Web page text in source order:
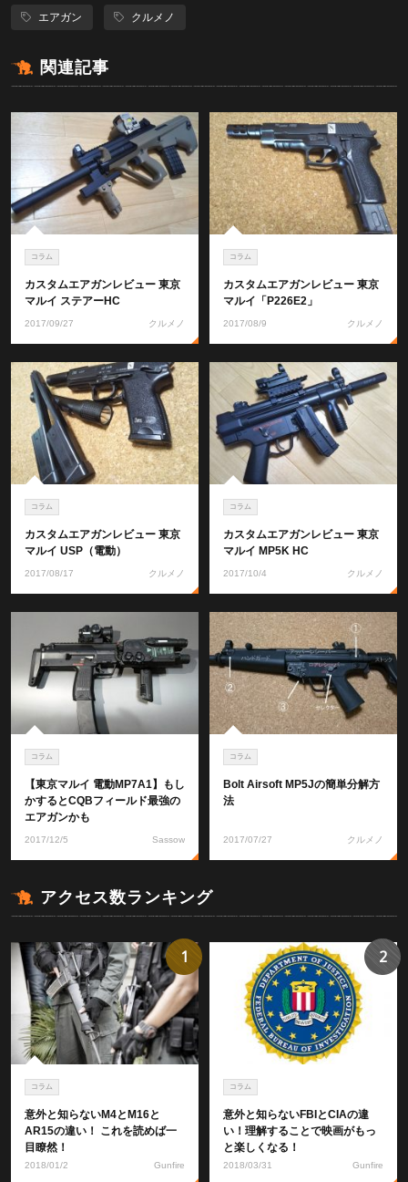
エアガン クルメノ
関連記事
コラム
カスタムエアガンレビュー 東京
マルイ ステアーHC
2017/09/27 クルメノ
コラム
カスタムエアガンレビュー 東京
マルイ「P226E2」
2017/08/9 クルメノ
コラム
カスタムエアガンレビュー 東京
マルイ USP（電動）
2017/08/17 クルメノ
コラム
カスタムエアガンレビュー 東京
マルイ MP5K HC
2017/10/4 クルメノ
コラム
【東京マルイ 電動MP7A1】もし
かするとCQBフィールド最強の
エアガンかも
2017/12/5 Sassow
コラム
Bolt Airsoft MP5Jの簡単分解方
法
2017/07/27 クルメノ
アクセス数ランキング
コラム
意外と知らないM4とM16と
AR15の違い！ これを読めば一
目瞭然！
2018/01/2 Gunfire
1
コラム
意外と知らないFBIとCIAの違
い！理解することで映画がもっ
と楽しくなる！
2018/03/31 Gunfire
2